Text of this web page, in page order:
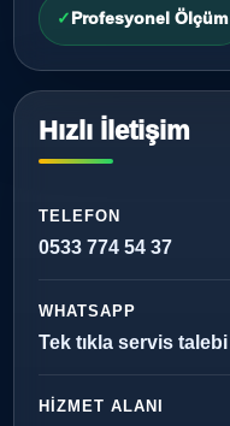
Profesyonel Ölçüm
Hızlı İletişim
TELEFON
0533 774 54 37
WHATSAPP
Tek tıkla servis talebi
HIZMET ALANI